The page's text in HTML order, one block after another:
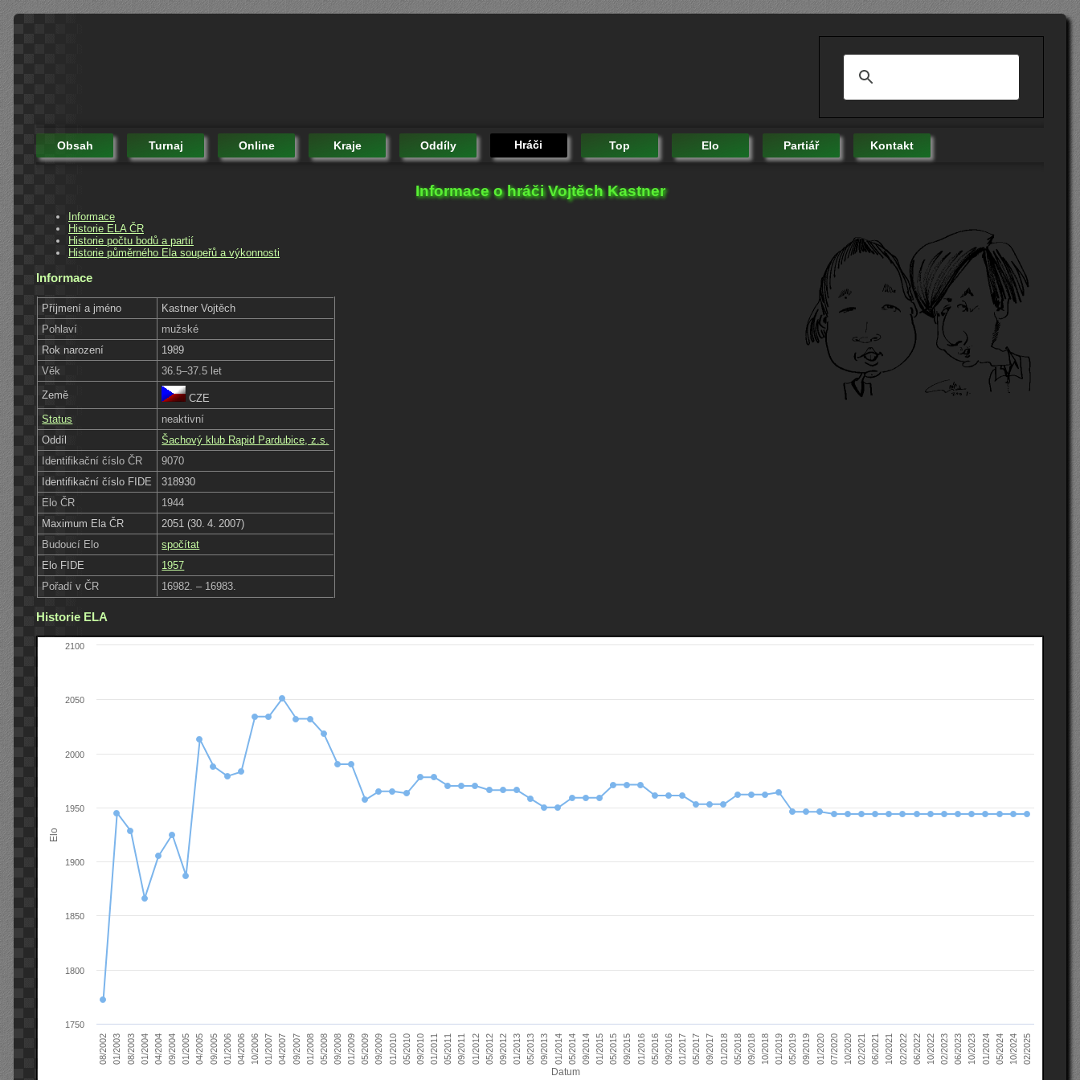
Obsah Turnaj Online Kraje Oddíly Hráči Top Elo Partiář Kontakt
Informace o hráči Vojtěch Kastner
Informace
Historie ELA ČR
Historie počtu bodů a partií
Historie půměrného Ela soupeřů a výkonnosti
Informace
Příjmení a jméno
Kastner Vojtěch
Pohlaví
mužské
Rok narození
1989
Věk
36.5–37.5 let
Země
CZE
Status
neaktivní
Oddíl
Šachový klub Rapid Pardubice, z.s.
Identifikační číslo ČR
9070
Identifikační číslo FIDE
318930
Elo ČR
1944
Maximum Ela ČR
2051 (30. 4. 2007)
Budoucí Elo
spočítat
Elo FIDE
1957
Pořadí v ČR
16982. – 16983.
Historie ELA
Datum
Elo
08/2002 01/2003 08/2003 01/2004 04/2004 09/2004 01/2005 04/2005 09/2005 01/2006 04/2006 10/2006 01/2007 04/2007 09/2007 01/2008 05/2008 09/2008 01/2009 05/2009 09/2009 01/2010 05/2010 09/2010 01/2011 05/2011 09/2011 01/2012 05/2012 09/2012 01/2013 05/2013 09/2013 01/2014 05/2014 09/2014 01/2015 05/2015 09/2015 01/2016 05/2016 09/2016 01/2017 05/2017 09/2017 01/2018 05/2018 09/2018 10/2018 01/2019 05/2019 09/2019 01/2020 07/2020 10/2020 02/2021 06/2021 10/2021 02/2022 06/2022 10/2022 02/2023 06/2023 10/2023 01/2024 05/2024 10/2024 02/2025
1750
1800
1850
1900
1950
2000
2050
2100